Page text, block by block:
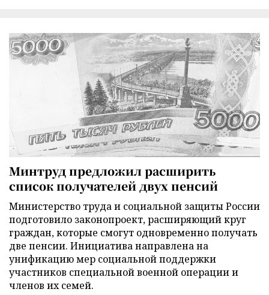
Минтруд предложил расширить
список получателей двух пенсий
Министерство труда и социальной защиты России
подготовило законопроект, расширяющий круг
граждан, которые смогут одновременно получать
две пенсии. Инициатива направлена на
унификацию мер социальной поддержки
участников специальной военной операции и
членов их семей.